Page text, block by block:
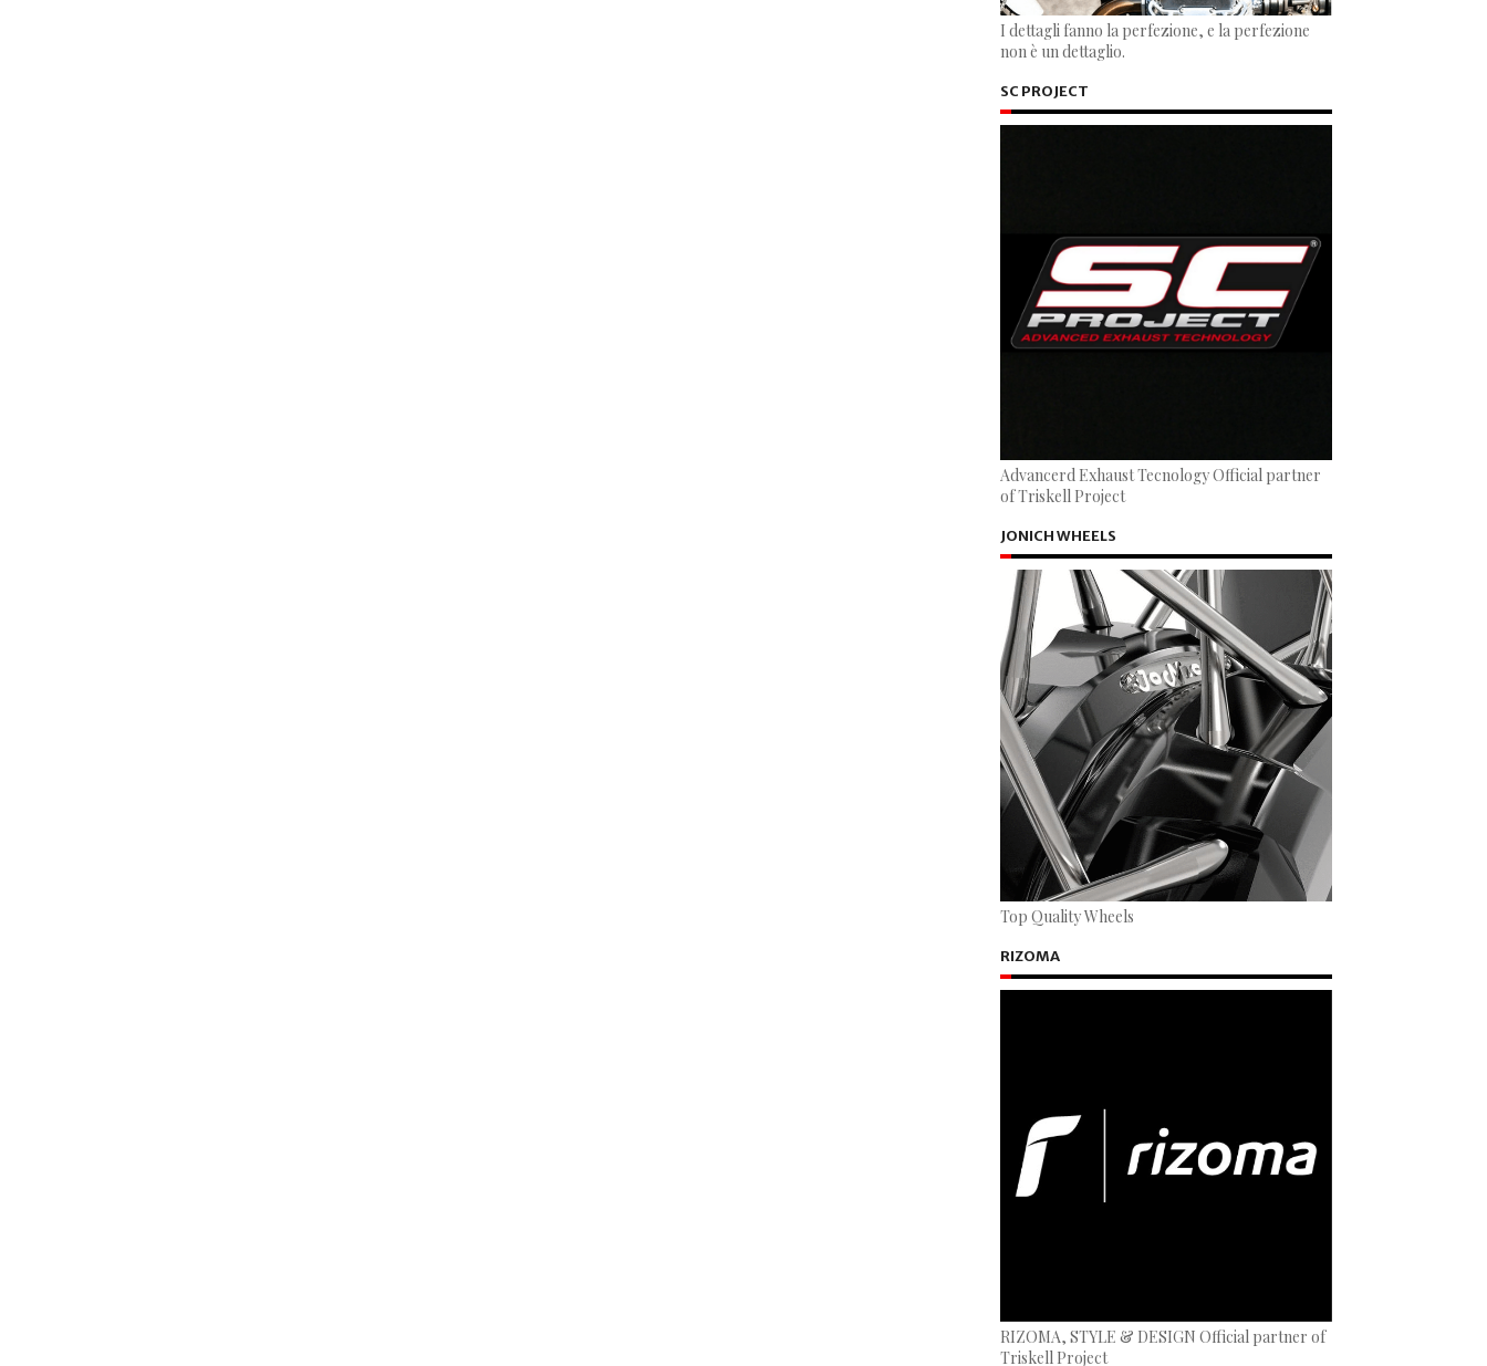
I dettagli fanno la perfezione, e la perfezione
non è un dettaglio.
SC PROJECT
Advancerd Exhaust Tecnology Official partner
of Triskell Project
JONICH WHEELS
Top Quality Wheels
RIZOMA
RIZOMA, STYLE & DESIGN Official partner of
Triskell Project